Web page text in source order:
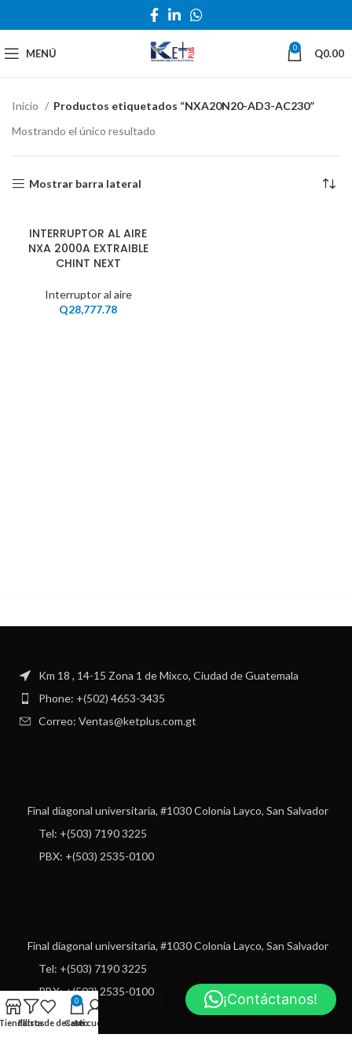
MENÚ 0 Q0.00
Inicio
Productos etiquetados “NXA20N20-AD3-AC230”
Mostrando el único resultado
Mostrar barra lateral
INTERRUPTOR AL AIRE
NXA 2000A EXTRAIBLE
CHINT NEXT
Interruptor al aire
Q28,777.78
Km 18 , 14-15 Zona 1 de Mixco, Ciudad de Guatemala
Phone: +(502) 4653-3435
Correo: Ventas@ketplus.com.gt
Final diagonal universitaria, #1030 Colonia Layco, San Salvador
Tel: +(503) 7190 3225
PBX: +(503) 2535-0100
Final diagonal universitaria, #1030 Colonia Layco, San Salvador
Tel: +(503) 7190 3225
PBX: +(503) 2535-0100
Filtros
Lista de deseos
0
Carro
Mi cuenta
¡Contáctanos!